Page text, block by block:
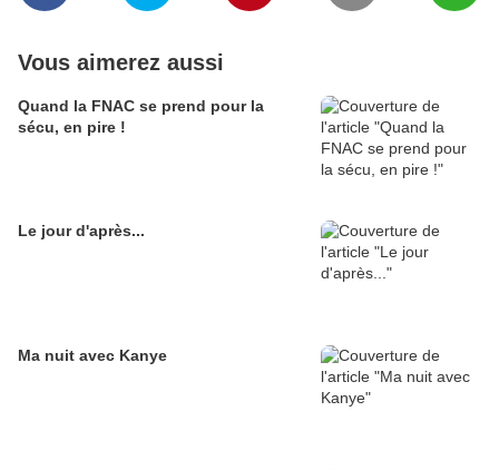
Vous aimerez aussi
Quand la FNAC se prend pour la
sécu, en pire !
Le jour d'après...
Ma nuit avec Kanye